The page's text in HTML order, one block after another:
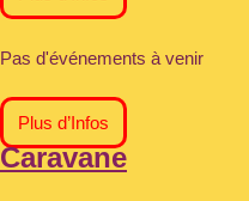
Pas d'événements à venir
Plus d’Infos
Caravane